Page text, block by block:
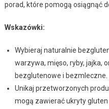
porad, które pomogą osiągnąć
Wskazówki:
Wybieraj naturalnie
warzywa, mięso, ryby, jajka,
bezglutenowe i bezmleczne.
Unikaj przetworzonych
mogą zawierać ukryty